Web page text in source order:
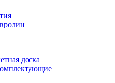
доска